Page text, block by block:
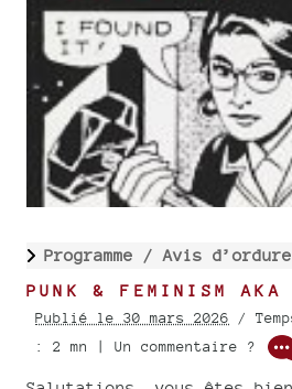
Programme / Avis d’ordure
PUNK & FEMINISM AKA
Publié le 30 mars 2026 /
: 2 mn | Un commentaire ?